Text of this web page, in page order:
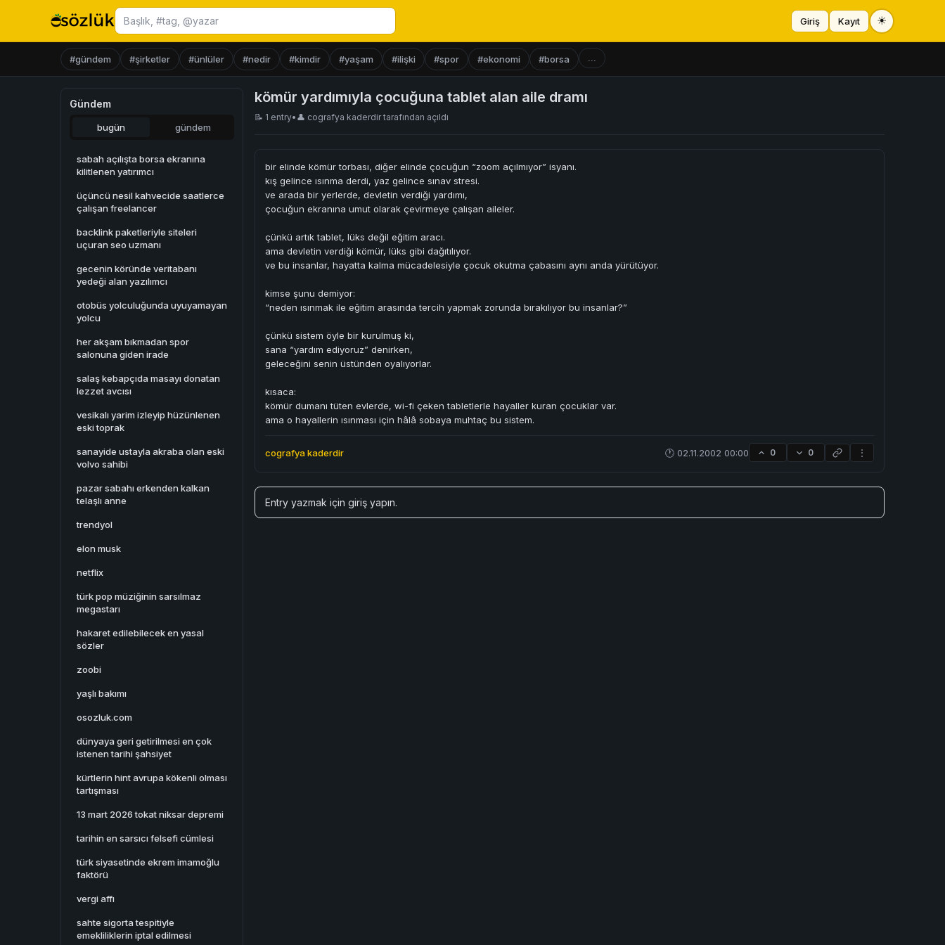
Başlık ara
Giriş Kayıt ☀
#gündem #şirketler #ünlüler #nedir #kimdir #yaşam #ilişki #spor #ekonomi #borsa ...
Gündem
bugün gündem
sabah açılışta borsa ekranına
kilitlenen yatırımcı
üçüncü nesil kahvecide saatlerce
çalışan freelancer
backlink paketleriyle siteleri
uçuran seo uzmanı
gecenin köründe veritabanı
yedeği alan yazılımcı
otobüs yolculuğunda uyuyamayan
yolcu
her akşam bıkmadan spor
salonuna giden irade
salaş kebapçıda masayı donatan
lezzet avcısı
vesikalı yarim izleyip hüzünlenen
eski toprak
sanayide ustayla akraba olan eski
volvo sahibi
pazar sabahı erkenden kalkan
telaşlı anne
trendyol
elon musk
netflix
türk pop müziğinin sarsılmaz
megastarı
hakaret edilebilecek en yasal
sözler
zoobi
yaşlı bakımı
osozluk.com
dünyaya geri getirilmesi en çok
istenen tarihi şahsiyet
kürtlerin hint avrupa kökenli olması
tartışması
13 mart 2026 tokat niksar depremi
tarihin en sarsıcı felsefi cümlesi
türk siyasetinde ekrem imamoğlu
faktörü
vergi affı
sahte sigorta tespitiyle
emekliliklerin iptal edilmesi
kömür yardımıyla çocuğuna tablet alan aile dramı
📝 1 entry• 👤 cografya kaderdirtarafından açıldı
bir elinde kömür torbası, diğer elinde çocuğun “zoom açılmıyor” isyanı.
kış gelince ısınma derdi, yaz gelince sınav stresi.
ve arada bir yerlerde, devletin verdiği yardımı,
çocuğun ekranına umut olarak çevirmeye çalışan aileler.
çünkü artık tablet, lüks değil eğitim aracı.
ama devletin verdiği kömür, lüks gibi dağıtılıyor.
ve bu insanlar, hayatta kalma mücadelesiyle çocuk okutma çabasını aynı anda yürütüyor.
kimse şunu demiyor:
“neden ısınmak ile eğitim arasında tercih yapmak zorunda bırakılıyor bu insanlar?”
çünkü sistem öyle bir kurulmuş ki,
sana “yardım ediyoruz” denirken,
geleceğini senin üstünden oyalıyorlar.
kısaca:
kömür dumanı tüten evlerde, wi-fi çeken tabletlerle hayaller kuran çocuklar var.
ama o hayallerin ısınması için hâlâ sobaya muhtaç bu sistem.
cografya kaderdir 🕐 02.11.2002 00:00 0 0 ⋮
Entry yazmak için giriş yapın.